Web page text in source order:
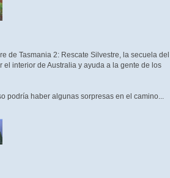
de Tasmania 2: Rescate Silvestre, la secuela del
interior de Australia y ayuda a la gente de los
podría haber algunas sorpresas en el camino...